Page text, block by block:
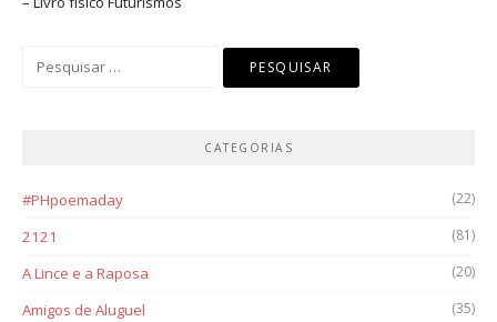
CATEGORIAS
#PHpoemaday (22)
2121 (81)
A Lince e a Raposa (20)
Amigos de Aluguel (35)